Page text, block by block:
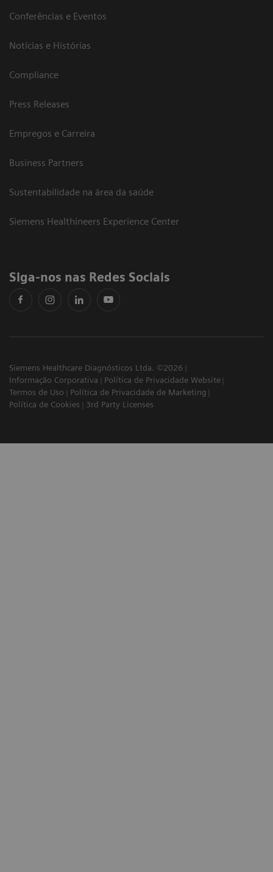
Conferências e Eventos
Notícias e Histórias
Compliance
Press Releases
Empregos e Carreira
Business Partners
Sustentabilidade na área da saúde
Siemens Healthineers Experience Center
Siga-nos nas Redes Sociais
Siemens Healthcare Diagnósticos Ltda. ©2026
Informação Corporativa
Política de Privacidade Website
Termos de Uso
Política de Privacidade de Marketing
Política de Cookies
3rd Party Licenses